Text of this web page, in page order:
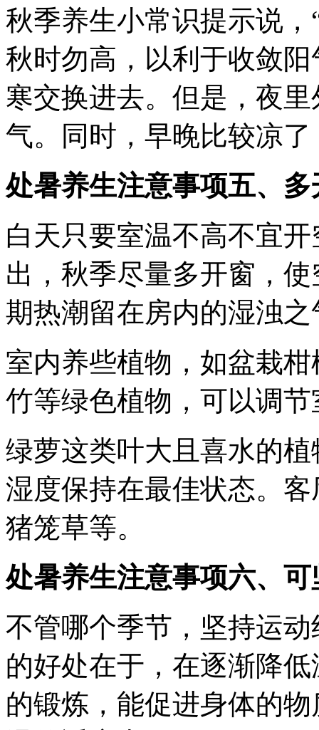
秋季养生小常识提示说
秋时勿高，以利于收敛
寒交换进去。但是，夜
气。同时，早晚比较凉
处暑养生注意事项五、
白天只要室温不高不宜
出，秋季尽量多开窗，
期热潮留在房内的湿浊之
室内养些植物，如盆栽
竹等绿色植物，可以调
绿萝这类叶大且喜水的
湿度保持在最佳状态。
猪笼草等。
处暑养生注意事项六、
不管哪个季节，坚持运
的好处在于，在逐渐降
的锻炼，能促进身体的